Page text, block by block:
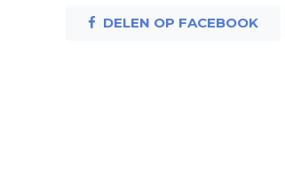
DELEN OP FACEBOOK